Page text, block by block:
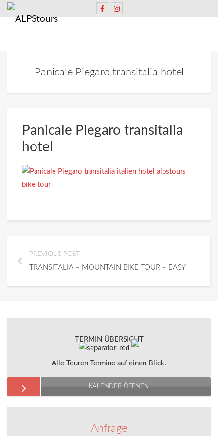
Panicale Piegaro transitalia hotel
Panicale Piegaro transitalia
hotel
PREVIOUS POST
TRANSITALIA – MOUNTAIN BIKE TOUR – EASY
TERMIN ÜBERSICHT
Alle Touren Termine auf einen Blick.
KALENDER ÖFFNEN
Anfrage